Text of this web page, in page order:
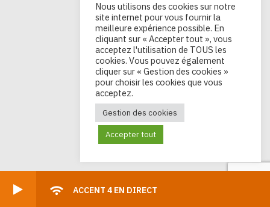
ACCENT 4 EN DIRECT
Nous utilisons des cookies sur notre
site internet pour vous fournir la
meilleure expérience possible. En
cliquant sur « Accepter tout », vous
acceptez l'utilisation de TOUS les
cookies. Vous pouvez également
cliquer sur « Gestion des cookies »
pour choisir les cookies que vous
acceptez.
Gestion des cookies
Accepter tout